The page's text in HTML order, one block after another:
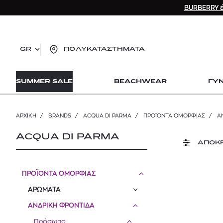
GR ΠΟΛΥΚΑΤΑΣΤΗΜΑΤΑ
SUMMER SALE BEACHWEAR
ΑΡΧΙΚΉ / BRANDS / ACQUA DI PARMA / ΠΡΟΪΟΝΤΑ ΟΜΟΡΦΙΑΣ /
ACQUA DI PARMA
ΠΡΟΪΟΝΤΑ ΟΜΟΡΦΙΑΣ
ΑΡΩΜΑΤΑ
ΑΝΔΡΙΚΗ ΦΡΟΝΤΙΔΑ
Πρόσωπο